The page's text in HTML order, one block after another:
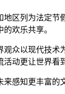
列为法定节
欢乐共享。
以现代技术
动更让世界看
感知更丰富的